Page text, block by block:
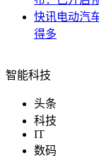
快讯电动汽
得多
智能科技
头条
科技
IT
数码